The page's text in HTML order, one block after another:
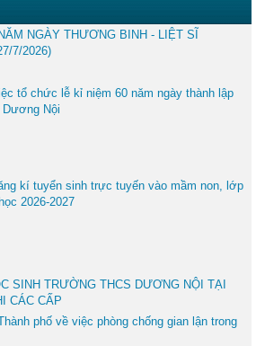
NGÀY THƯƠNG BINH - LIỆT SĨ
7/2026)
tổ chức lễ kỉ niệm 60 năm ngày thành lập
Nội
kí tuyển sinh trực tuyến vào mầm non, lớp
2026-2027
SINH TRƯỜNG THCS DƯƠNG NỘI TẠI
CÁC CẤP
phố về việc phòng chống gian lận trong